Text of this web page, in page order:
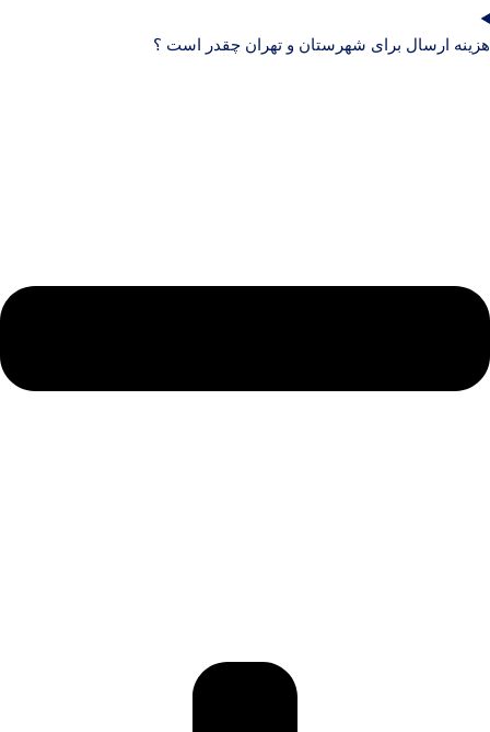
هزینه ارسال برای شهرستان و تهران چقدر است ؟